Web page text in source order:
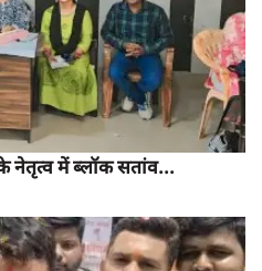
नेतृत्व में ब्लॉक सतांव...